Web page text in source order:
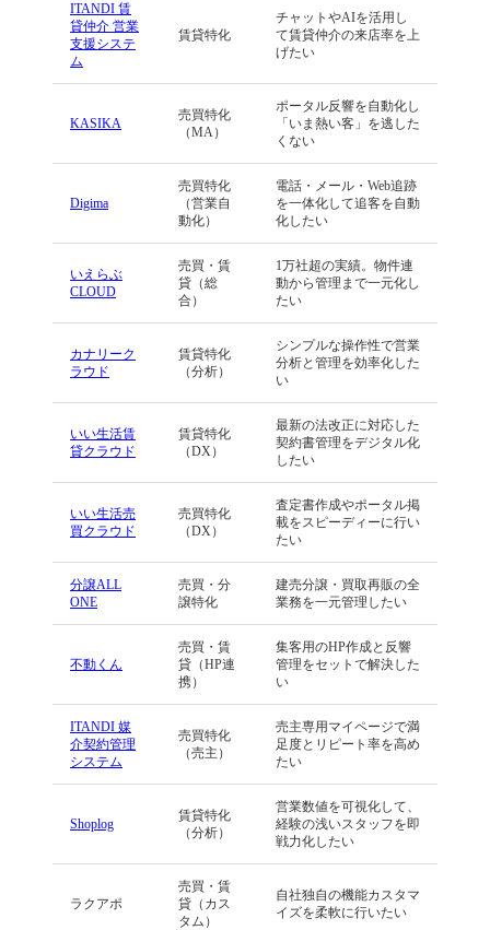
ITANDI 賃
貸仲介 営業
支援システ
ム
賃貸特化
チャットやAIを活用し
て賃貸仲介の来店率を上
げたい
KASIKA
売買特化
（MA）
ポータル反響を自動化し
「いま熱い客」を逃した
くない
Digima
売買特化
（営業自
動化）
電話・メール・Web追跡
を一体化して追客を自動
化したい
いえらぶ
CLOUD
売買・賃
貸（総
合）
1万社超の実績。物件連
動から管理まで一元化し
たい
カナリーク
ラウド
賃貸特化
（分析）
シンプルな操作性で営業
分析と管理を効率化した
い
いい生活賃
貸クラウド
賃貸特化
（DX）
最新の法改正に対応した
契約書管理をデジタル化
したい
いい生活売
買クラウド
売買特化
（DX）
査定書作成やポータル掲
載をスピーディーに行い
たい
分譲ALL
ONE
売買・分
譲特化
建売分譲・買取再販の全
業務を一元管理したい
不動くん
売買・賃
貸（HP連
携）
集客用のHP作成と反響
管理をセットで解決した
い
ITANDI 媒
介契約管理
システム
売買特化
（売主）
売主専用マイページで満
足度とリピート率を高め
たい
Shoplog
賃貸特化
（分析）
営業数値を可視化して、
経験の浅いスタッフを即
戦力化したい
ラクアポ
売買・賃
貸（カス
タム）
自社独自の機能カスタマ
イズを柔軟に行いたい